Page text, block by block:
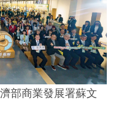
部商業發展署蘇文